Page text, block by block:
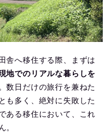
舎へ移住する際、まずは
地でのリアルな暮らしを
数日だけの旅行を兼ねた
も多く、絶対に失敗した
ある移住において、これ
。